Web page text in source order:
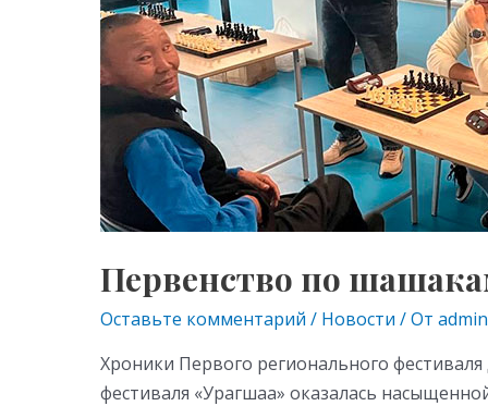
Первенство по
Оставьте комментарий / Новости / От admin
Хроники Первого регионального
фестиваля «Урагшаа» оказалась